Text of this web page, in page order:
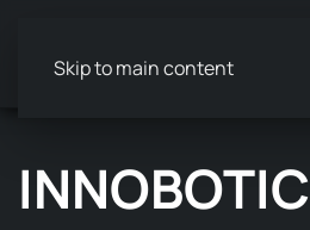
Skip to main content